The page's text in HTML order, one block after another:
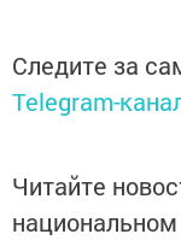
Следите за
Telegram-
Читайте